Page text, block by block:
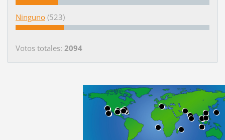
Ninguno (523)
Votos totales: 2094